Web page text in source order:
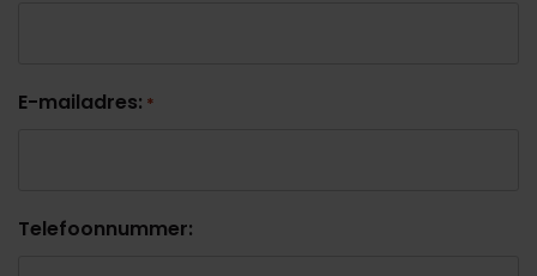
E-mailadres: *
Telefoonnummer: